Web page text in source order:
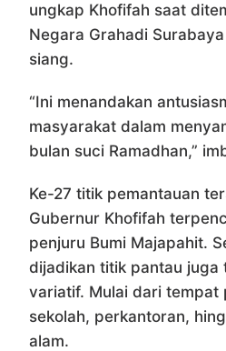
ungkap Khofifah saat
Negara Grahadi
siang.
“Ini menandakan
masyarakat dalam
bulan suci Ramadhan,”
Ke-27 titik pemantauan
Gubernur Khofifah
penjuru Bumi Majapahit.
dijadikan titik pantau juga
variatif. Mulai dari tempat
sekolah, perkantoran,
alam.